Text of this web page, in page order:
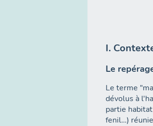
I.
Le
Le terme
dévolus à
partie
fenil…)